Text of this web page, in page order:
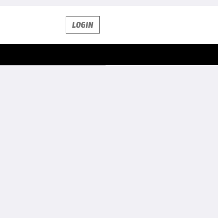
LOGIN